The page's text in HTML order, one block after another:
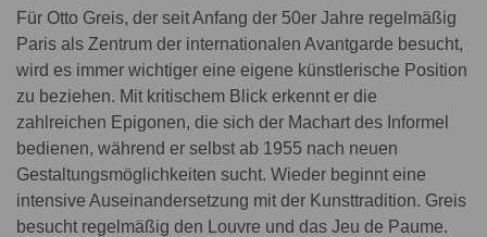
Für Otto Greis, der seit Anfang der 50er Jahre regelmäßig
Paris als Zentrum der internationalen Avantgarde besucht,
wird es immer wichtiger eine eigene künstlerische Position
zu beziehen. Mit kritischem Blick erkennt er die
zahlreichen Epigonen, die sich der Machart des Informel
bedienen, während er selbst ab 1955 nach neuen
Gestaltungsmöglichkeiten sucht. Wieder beginnt eine
intensive Auseinandersetzung mit der Kunsttradition. Greis
besucht regelmäßig den Louvre und das Jeu de Paume.